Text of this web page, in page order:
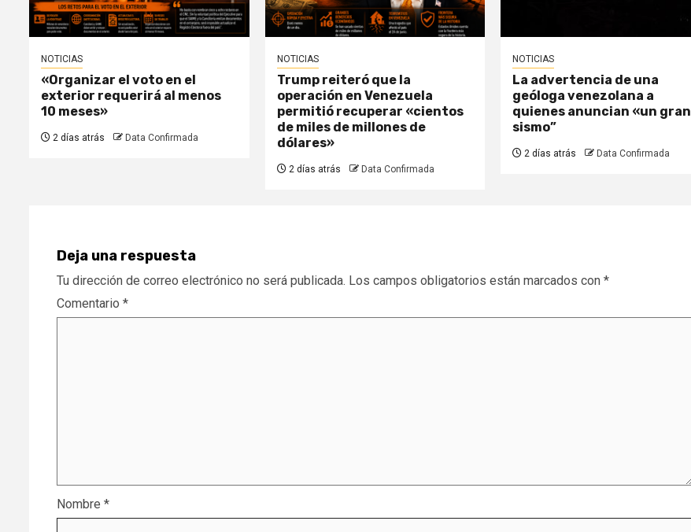
NOTICIAS
«Organizar el voto en el
exterior requerirá al menos
10 meses»
2 días atrás Data Confirmada
NOTICIAS
Trump reiteró que la
operación en Venezuela
permitió recuperar «cientos
de miles de millones de
dólares»
2 días atrás Data Confirmada
NOTICIAS
La advertencia de una
geóloga venezolana a
quienes anuncian «un gran
sismo”
2 días atrás Data Confirmada
Deja una respuesta
Tu dirección de correo electrónico no será publicada. Los campos obligatorios están marcados con *
Comentario *
Nombre *